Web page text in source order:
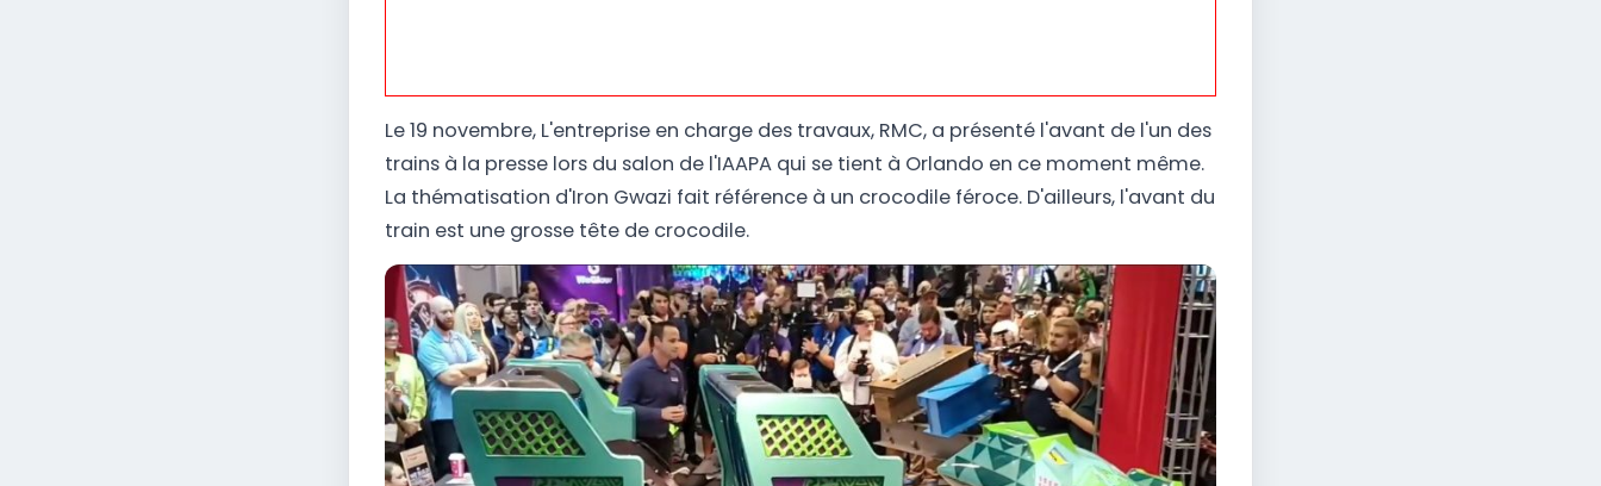
Le 19 novembre, L'entreprise en charge des travaux, RMC, a présenté l'avant de l'un des
trains à la presse lors du salon de l'IAAPA qui se tient à Orlando en ce moment même.
La thématisation d'Iron Gwazi fait référence à un crocodile féroce. D'ailleurs, l'avant du
train est une grosse tête de crocodile.